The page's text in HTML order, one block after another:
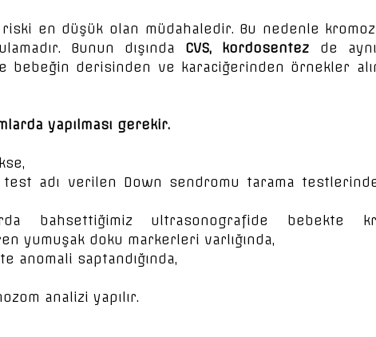
riski en düşük olan müdahaledir. Bu nedenle
Bunun dışında CVS, kordosentez de
bebeğin derisinden ve karaciğerinden örnekler
yapılması gerekir.
test adı verilen Down sendromu tarama
bahsettiğimiz ultrasonografide bebekte
yumuşak doku markerleri varlığında,
anomali saptandığında,
analizi yapılır.